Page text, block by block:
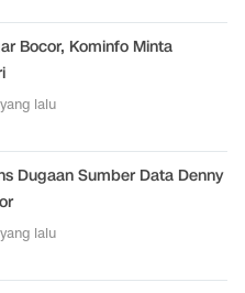
Bocor, Kominfo Minta
lalu
Dugaan Sumber Data Denny
lalu